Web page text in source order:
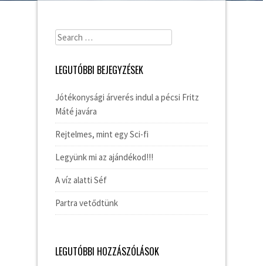
Search
LEGUTÓBBI BEJEGYZÉSEK
Jótékonysági árverés indul a pécsi Fritz
Máté javára
Rejtelmes, mint egy Sci-fi
Legyünk mi az ajándékod!!!
A víz alatti Séf
Partra vetődtünk
LEGUTÓBBI HOZZÁSZÓLÁSOK